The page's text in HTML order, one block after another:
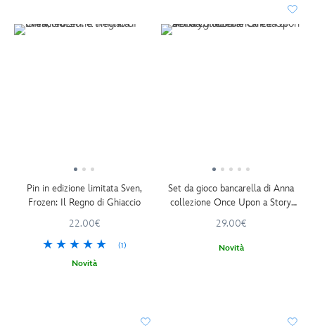
Pin in edizione limitata Sven,
Frozen: Il Regno di Ghiaccio
22.00€
(1)
Novità
Set da gioco bancarella di Anna
collezione Once Upon a Story,
29.00€
Novità